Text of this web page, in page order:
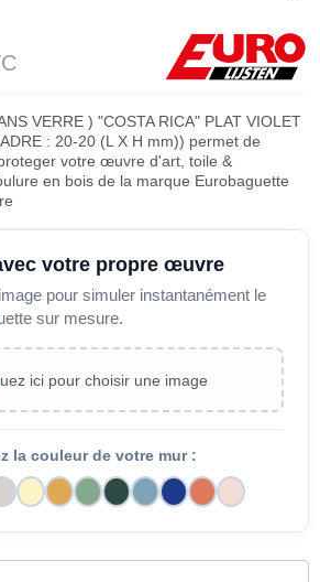
VERRE ) "COSTA RICA" PLAT VIOLET
: 20-20 (L X H mm)) permet de
votre œuvre d'art, toile &
en bois de la marque Eurobaguette
votre propre œuvre
pour simuler instantanément le
sur mesure.
ici pour choisir une image
la couleur de votre mur :